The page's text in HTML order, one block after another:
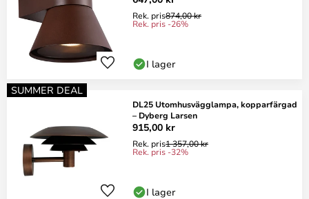
Rek. pris874,00 kr
Rek. pris -26%
I lager
SUMMER DEAL
DL25 Utomhusvägglampa, kopparfärgad
– Dyberg Larsen
915,00 kr
Rek. pris1 357,00 kr
Rek. pris -32%
I lager